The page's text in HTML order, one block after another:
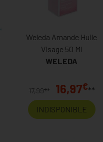
Weleda Amande Huile
Visage 50 Ml
WELEDA
17,99€* 16,97€**
INDISPONIBLE